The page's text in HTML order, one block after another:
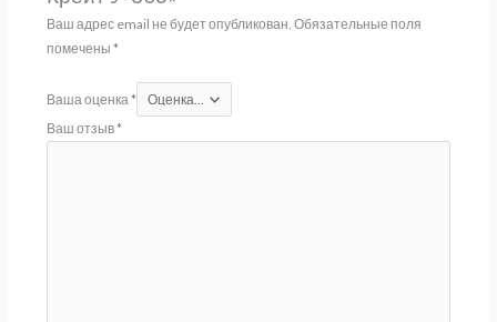
Ваш адрес email не будет опубликован. Обязательные поля
помечены *
Ваша оценка*
Ваш отзыв*